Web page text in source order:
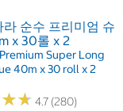
순수 프리미엄 슈
x 30롤 x 2
Super Long
40m x 30 roll x 2
★★
★★ 4.7 (280)